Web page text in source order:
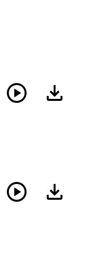
play_circle download
play_circle download